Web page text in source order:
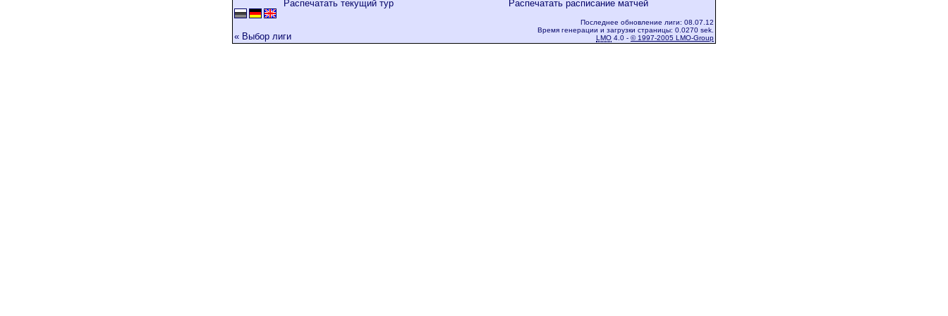
Распечатать текущий тур Распечатать расписание матчей
« Выбор лиги
Последнее обновление лиги: 08.07.12
Время генерации и загрузки страницы: 0.0270 sek.
LMO 4.0 - © 1997-2005 LMO-Group